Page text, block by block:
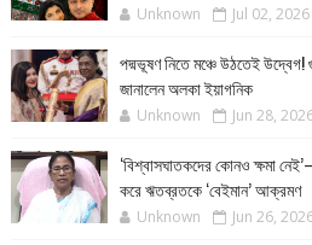
Unknown Jul 02, 2026
পদ্মভূষণ নিতে মঞ্চে উঠতেই
জানালেন অলকা ইয়াগনিক
Unknown Jun 28,
‘বিশ্বাসঘাতকদের কোনও ক্ষমা
করে ঋতব্রতকে ‘বেইমান’ আক্রমণ
Unknown Jun 26,